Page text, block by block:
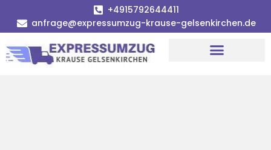
+4915792644411
anfrage@expressumzug-krause-gelsenkirchen.de